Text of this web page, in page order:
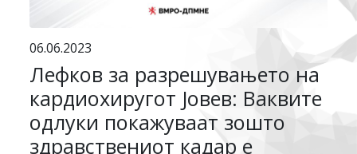
06.06.2023
Лефков за разрешувањето на
кардиохиругот Јовев: Ваквите
одлуки покажуваат зошто
здравствениот кадар е